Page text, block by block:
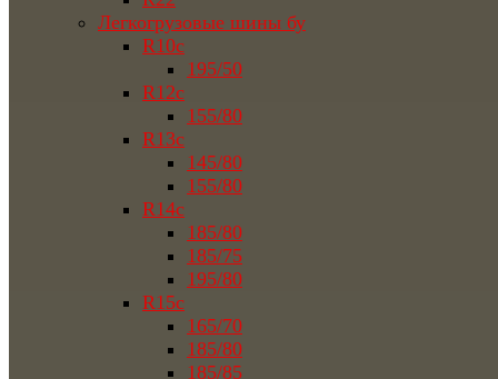
Легкогрузовые шины бу
R10c
195/50
R12c
155/80
R13c
145/80
155/80
R14c
185/80
185/75
195/80
R15c
165/70
185/80
185/85